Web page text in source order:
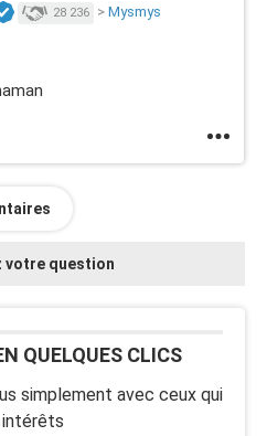
28 236 > Mysmys
votre question
QUELQUES CLICS
simplement avec ceux qui